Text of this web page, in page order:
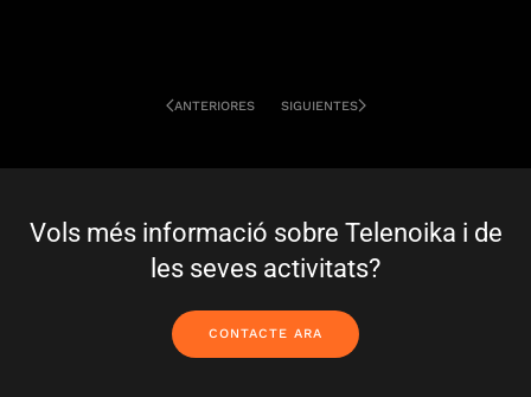
ANTERIORES SIGUIENTES
Vols més informació sobre Telenoika i de
les seves activitats?
CONTACTE ARA